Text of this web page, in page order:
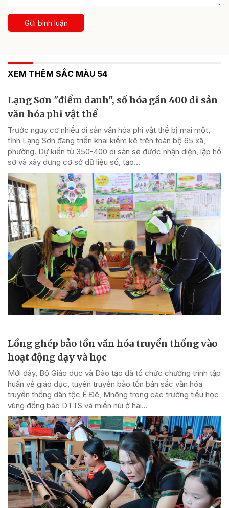
Gửi bình luận
XEM THÊM SẮC MÀU 54
Lạng Sơn "điểm danh", số hóa gần 400 di sản
văn hóa phi vật thể
Trước nguy cơ nhiều di sản văn hóa phi vật thể bị mai một,
tỉnh Lạng Sơn đang triển khai kiểm kê trên toàn bộ 65 xã,
phường. Dự kiến từ 350-400 di sản sẽ được nhận diện, lập hồ
sơ và xây dựng cơ sở dữ liệu số, tạo...
Lồng ghép bảo tồn văn hóa truyền thống vào
hoạt động dạy và học
Mới đây, Bộ Giáo dục và Đào tạo đã tổ chức chương trình tập
huấn về giáo dục, tuyên truyền bảo tồn bản sắc văn hóa
truyền thống dân tộc Ê Đê, Mnông trong các trường tiểu học
vùng đồng bào DTTS và miền núi ở hai...